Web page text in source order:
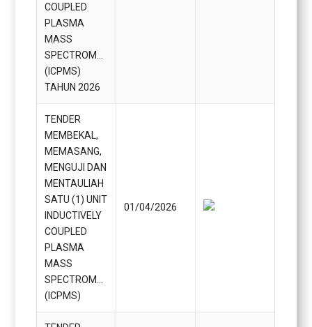
COUPLED
PLASMA
MASS
SPECTROMETRY
(ICPMS)
TAHUN 2026
TENDER
MEMBEKAL,
MEMASANG,
MENGUJI DAN
MENTAULIAH
SATU (1) UNIT
INDUCTIVELY
COUPLED
PLASMA
MASS
SPECTROMETRY
(ICPMS)
01/04/2026